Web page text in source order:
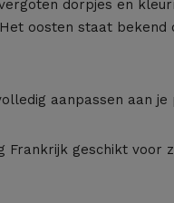
dorpjes en
oosten staat
aanpassen aan
Frankrijk geschikt